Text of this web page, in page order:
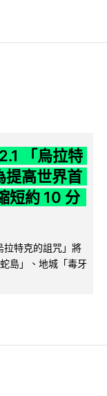
「烏拉特
提高世界首
短約 10 分
拉特克的詛咒」將
島」、地城「毒牙